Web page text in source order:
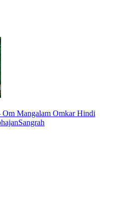
Mangalam Omkar Hindi